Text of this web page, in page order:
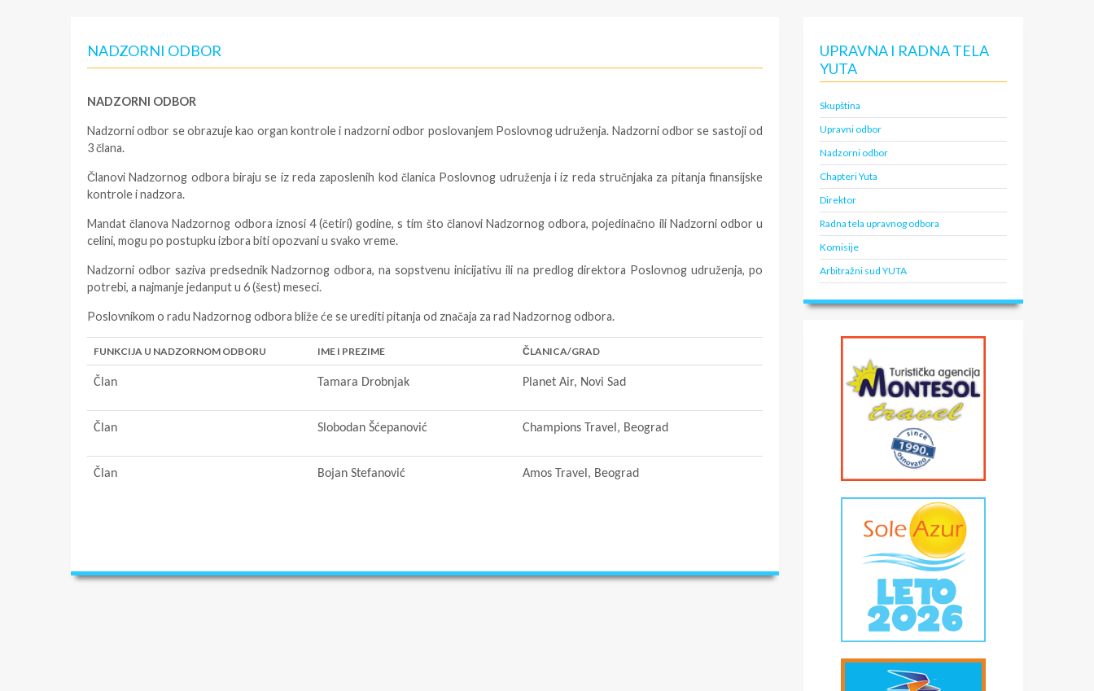
NADZORNI ODBOR
NADZORNI ODBOR
Nadzorni odbor se obrazuje kao organ kontrole i nadzorni odbor poslovanjem Poslovnog udruženja. Nadzorni odbor se sastoji od
3 člana.
Članovi Nadzornog odbora biraju se iz reda zaposlenih kod članica Poslovnog udruženja i iz reda stručnjaka za pitanja finansijske
kontrole i nadzora.
Mandat članova Nadzornog odbora iznosi 4 (četiri) godine, s tim što članovi Nadzornog odbora, pojedinačno ili Nadzorni odbor u
celini, mogu po postupku izbora biti opozvani u svako vreme.
Nadzorni odbor saziva predsednik Nadzornog odbora, na sopstvenu inicijativu ili na predlog direktora Poslovnog udruženja, po
potrebi, a najmanje jedanput u 6 (šest) meseci.
Poslovnikom o radu Nadzornog odbora bliže će se urediti pitanja od značaja za rad Nadzornog odbora.
FUNKCIJA U NADZORNOM ODBORU IME I PREZIME ČLANICA/GRAD
Član Tamara Drobnjak Planet Air, Novi Sad
Član Slobodan Šćepanović Champions Travel, Beograd
Član Bojan Stefanović Amos Travel, Beograd
UPRAVNA I RADNA TELA
YUTA
Skupština
Upravni odbor
Nadzorni odbor
Chapteri Yuta
Direktor
Radna tela upravnog odbora
Komisije
Arbitražni sud YUTA